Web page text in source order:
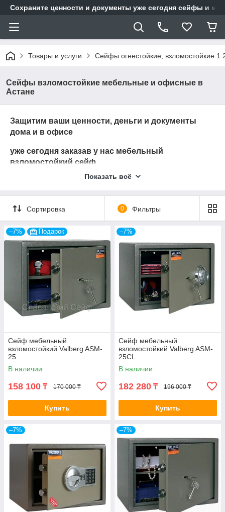
Сохраните ценности и документы уже сегодня сейфы и
Товары и услуги Сейфы огнестойкие, взломостойкие
Сейфы взломостойкие мебельные и офисные в
Астане
Защитим ваши ценности, деньги и документы
дома и в офисе
уже сегодня заказав у нас мебельный
взломостойкий сейф
вы будете уверены на 100% в сохранности от
Показать всё
Сортировка 0 Фильтры
–7% Подарок
Сейф мебельный
взломостойкий Valberg ASM-
25
В наличии
158 100 ₸ 170 000 ₸
Купить
–7%
Сейф мебельный
взломостойкий Valberg ASM-
25CL
В наличии
182 280 ₸ 196 000 ₸
Купить
–7% –7%